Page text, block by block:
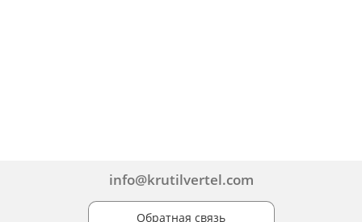
info@krutilvertel.com
Обратная связь